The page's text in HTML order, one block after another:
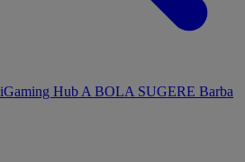
iGaming Hub A BOLA SUGERE Barba